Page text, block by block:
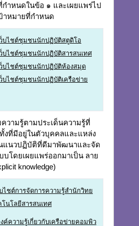
กำหนดในข้อ ๑ และเผยแพร่ไป
าหมายที่กำหนด
ว็บไชต์ชุมชนนักปฏิบัติสตูดิโอ
ว็บไชต์ชุมชนนักปฏิบัติสารสนเทศ
ว็บไชต์ชุมชนนักปฏิบัติห้องสมุด
ว็บไชต์ชุมชนนักปฏิบัติเครือข่าย
วามรู้ตามประเด็นความรู้ที่
งที่มีอยู่ในตัวบุคคลและแหล่ง
นแนวปฏิบัติที่ดีมาพัฒนาและจัด
บโดยเผยแพร่ออกมาเป็น ลาย
knowledge)
บไชต์การจัดการความรู้สำนักวิทย
โนโลยีสารสนเทศ
ค์ความรู้เกี่ยวกับเครือข่ายคอมพิว